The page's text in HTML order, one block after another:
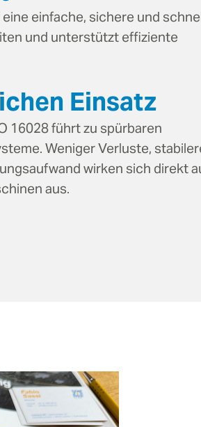
einfache, sichere und
und unterstützt effiziente
Einsatz
16028 führt zu spürbaren
Weniger Verluste,
wirken sich direkt
aus.